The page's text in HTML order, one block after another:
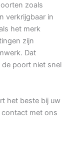
zoals
verkrijgbaar in
het merk
zijn
Dat
poort niet snel
het beste bij uw
contact met ons